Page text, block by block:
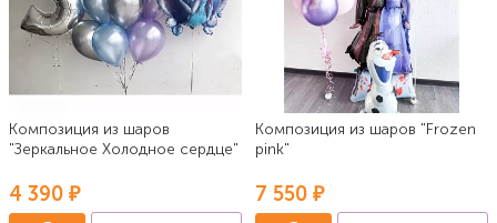
Композиция из шаров
"Зеркальное Холодное сердце"
4 390 ₽
Композиция из шаров "Frozen
pink"
7 550 ₽